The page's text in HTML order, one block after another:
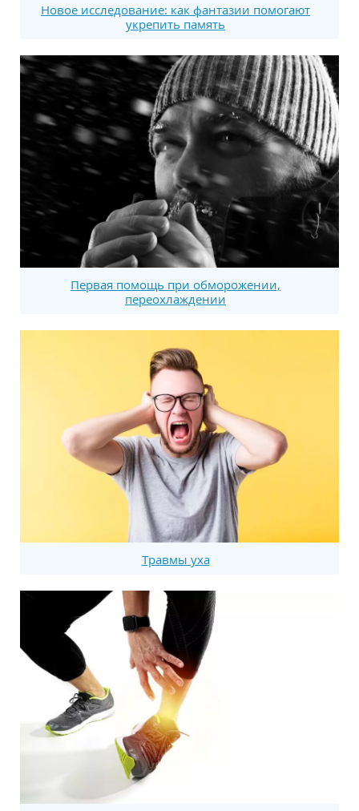
Новое исследование: как фантазии помогают
укрепить память
Первая помощь при обморожении,
переохлаждении
Травмы уха